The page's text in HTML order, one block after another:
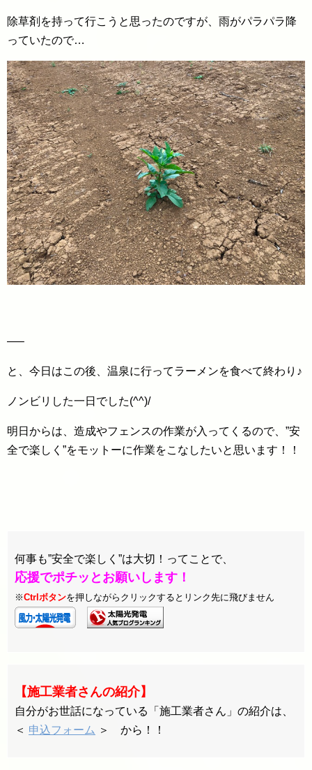
除草剤を持って行こうと思ったのですが、雨がパラパラ降
っていたので…
—–
と、今日はこの後、温泉に行ってラーメンを食べて終わり♪
ノンビリした一日でした(^^)/
明日からは、造成やフェンスの作業が入ってくるので、”安
全で楽しく”をモットーに作業をこなしたいと思います！！
何事も”安全で楽しく”は大切！ってことで、
応援でポチッとお願いします！
※Ctrlボタンを押しながらクリックするとリンク先に飛びません
【施工業者さんの紹介】
自分がお世話になっている「施工業者さん」の紹介は、
＜ 申込フォーム ＞ から！！